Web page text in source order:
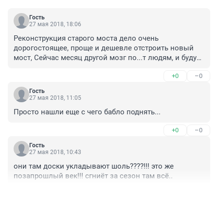
Гость
27 мая 2018, 18:06
Реконструкция старого моста дело очень
дорогостоящее, проще и дешевле отстроить новый
мост, Сейчас месяц другой мозг по...т людям, и будут
быренько на металлолом, вот там тоже руки кто-то
погреет, металла на том мосту не на один милион
тугриков.
+0 –0
Гость
27 мая 2018, 11:05
Просто нашли еще с чего бабло поднять...
+0 –0
Гость
27 мая 2018, 10:43
они там доски укладывают шоль????!!! это же
позапрошлый век!!! сгниёт за сезон там всё..